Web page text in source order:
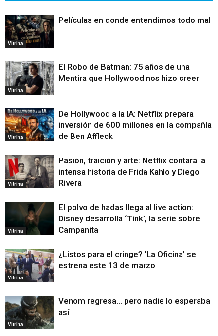
Vitrina
Películas en donde entendimos todo mal
Vitrina
El Robo de Batman: 75 años de una
Mentira que Hollywood nos hizo creer
Vitrina
De Hollywood a la IA: Netflix prepara
inversión de 600 millones en la compañía
de Ben Affleck
Vitrina
Pasión, traición y arte: Netflix contará la
intensa historia de Frida Kahlo y Diego
Rivera
Vitrina
El polvo de hadas llega al live action:
Disney desarrolla ‘Tink’, la serie sobre
Campanita
Vitrina
¿Listos para el cringe? ‘La Oficina’ se
estrena este 13 de marzo
Vitrina
Venom regresa… pero nadie lo esperaba
así